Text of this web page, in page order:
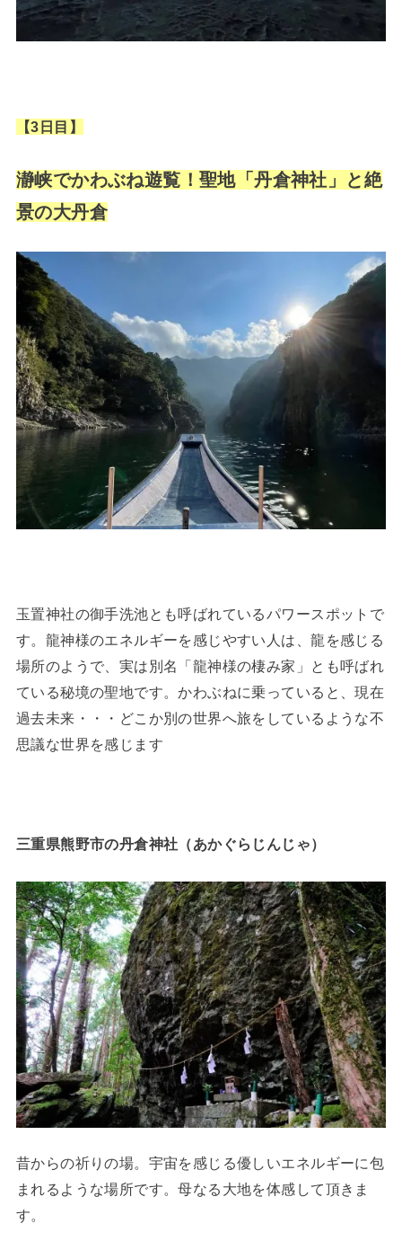
【3 日目】
瀞峡でかわぶね遊覧！聖地「丹倉神社」と絶
景の大丹倉
玉置神社の御手洗池とも呼ばれているパワースポットで
す。龍神様のエネルギーを感じやすい人は、龍を感じる
場所のようで、実は別名「龍神様の棲み家」とも呼ばれ
ている秘境の聖地です。かわぶねに乗っていると、現在
過去未来・・・どこか別の世界へ旅をしているような不
思議な世界を感じます
三重県熊野市の丹倉神社（あかぐらじんじゃ）
昔からの祈りの場。宇宙を感じる優しいエネルギーに包
まれるような場所です。母なる大地を体感して頂きま
す。